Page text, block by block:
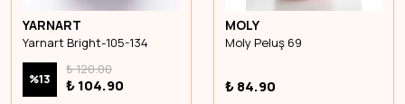
YARNART
Yarnart Bright-105-134
%13
₺ 120.00
₺ 104.90
MOLY
Moly Peluş 69
₺ 84.90